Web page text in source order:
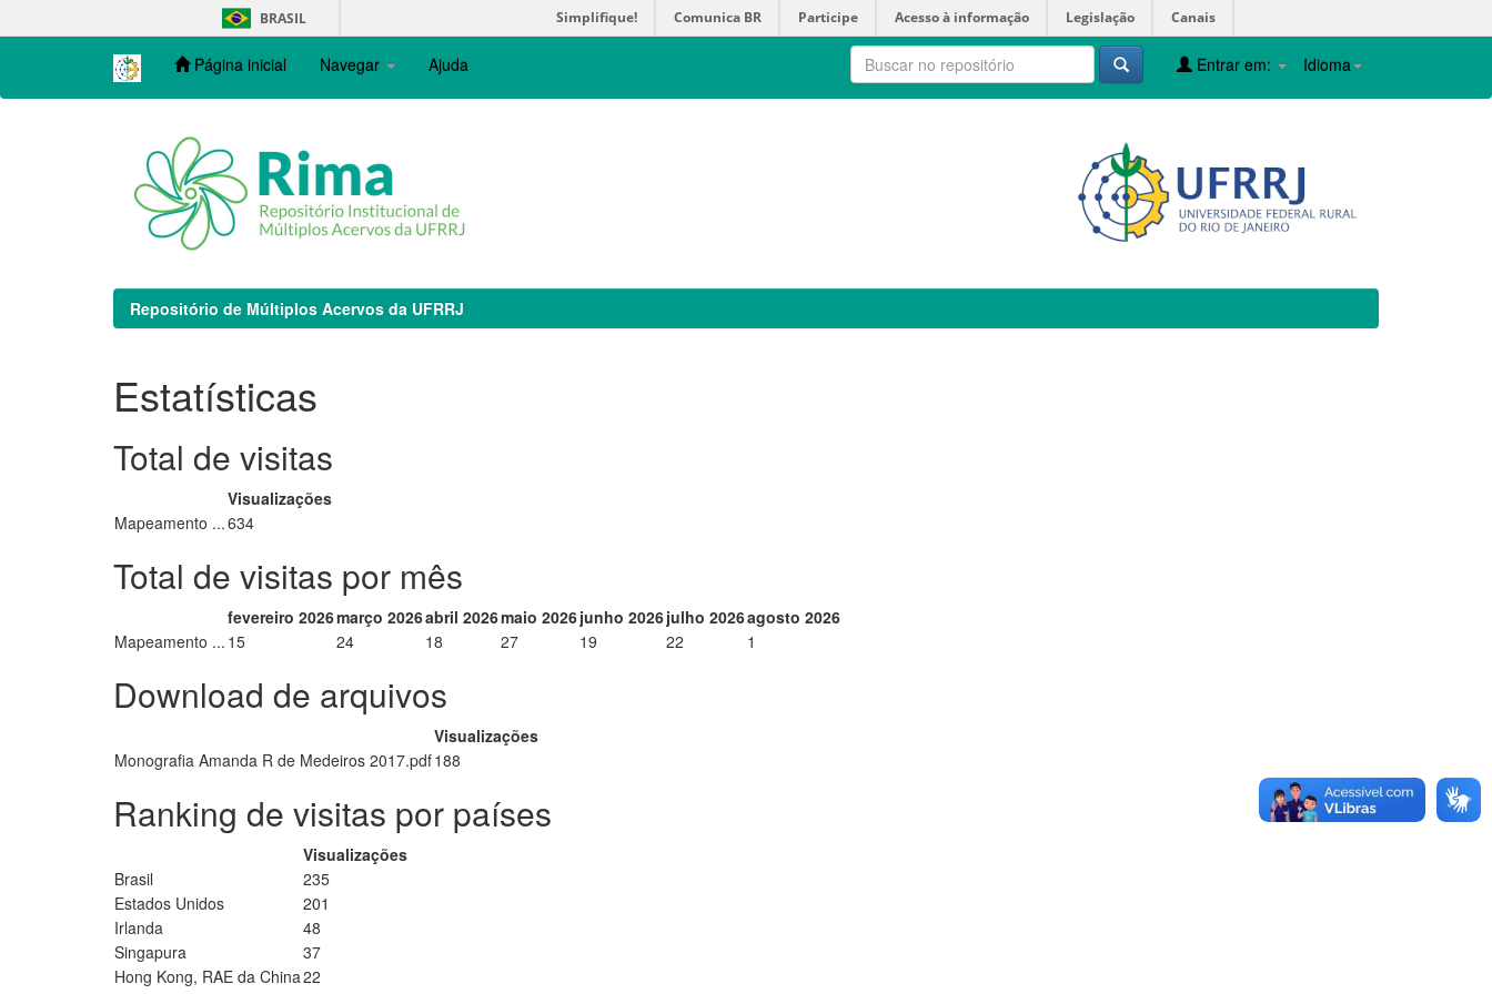
navigation
BRASIL Simplifique! Comunica BR Participe Acesso à informação Legislação Canais
Página inicial Navegar Ajuda Idioma
Entrar em:
Repositório de Múltiplos Acervos da UFRRJ
Estatísticas
Total de visitas
Visualizações
Mapeamento ...634
Total de visitas por mês
fevereiro 2026março 2026abril 2026maio 2026junho 2026julho 2026agosto 2026
Mapeamento ... 15 24 18 27 19 22 1
Download de arquivos
Visualizações
Monografia Amanda R de Medeiros 2017.pdf188
Ranking de visitas por países
Visualizações
Brasil
235
Estados Unidos
201
Irlanda
48
Singapura
37
Hong Kong, RAE da China22